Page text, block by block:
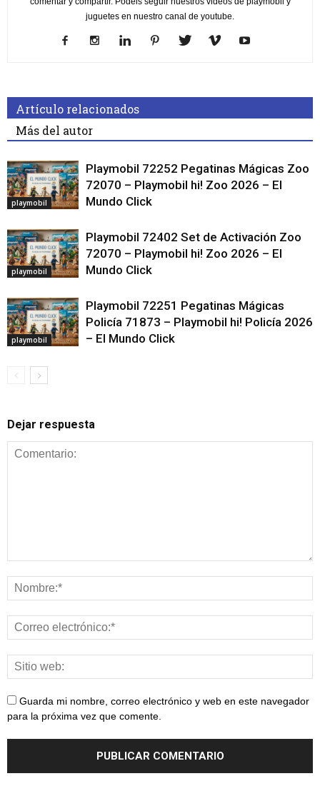
juguetes en nuestro canal de youtube.
Artículo relacionados
Más del autor
playmobil
Playmobil 72252 Pegatinas Mágicas Zoo
72070 – Playmobil hi! Zoo 2026 – El
Mundo Click
playmobil
Playmobil 72402 Set de Activación Zoo
72070 – Playmobil hi! Zoo 2026 – El
Mundo Click
playmobil
Playmobil 72251 Pegatinas Mágicas
Policía 71873 – Playmobil hi! Policía 2026
– El Mundo Click
Dejar respuesta
Guarda mi nombre, correo electrónico y web en este navegador
para la próxima vez que comente.